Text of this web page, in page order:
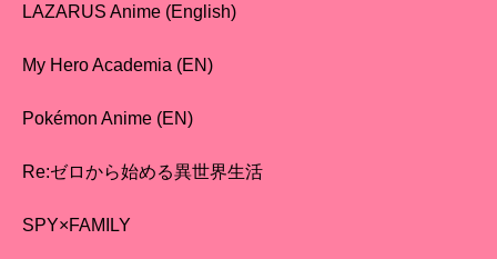
LAZARUS Anime (English)
My Hero Academia (EN)
Pokémon Anime (EN)
Re:ゼロから始める異世界生活
SPY×FAMILY